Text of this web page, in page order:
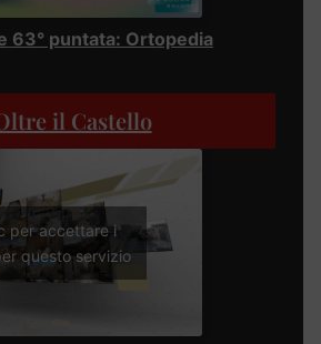
63° puntata: Ortopedia
il Castello
per accettare i
questo servizio